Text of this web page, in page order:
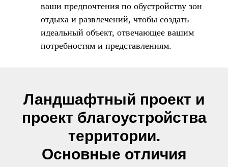
ваши предпочтения по обустройству зон
отдыха и развлечений, чтобы создать
идеальный объект, отвечающее вашим
потребностям и представлениям.
Ландшафтный проект и
проект благоустройства
территории.
Основные отличия